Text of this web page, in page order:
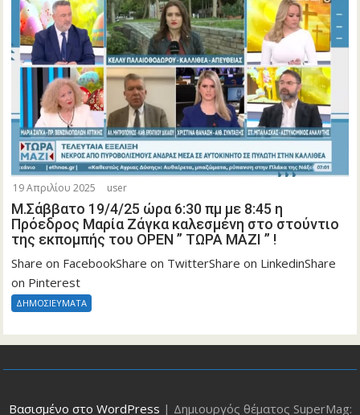
19 Απριλίου 2025 user
Μ.Σάββατο 19/4/25 ώρα 6:30 πμ με 8:45 η
Πρόεδρος Μαρία Ζάγκα καλεσμένη στο στούντιο
της εκπομπής του OPEN ” ΤΩΡΑ ΜΑΖΙ ” !
Share on FacebookShare on TwitterShare on LinkedinShare
on Pinterest
ΔΗΜΟΣΙΕΥΜΑΤΑ
Βασισμένο στο WordPress | Δημιουργός θέματος SuperMag: